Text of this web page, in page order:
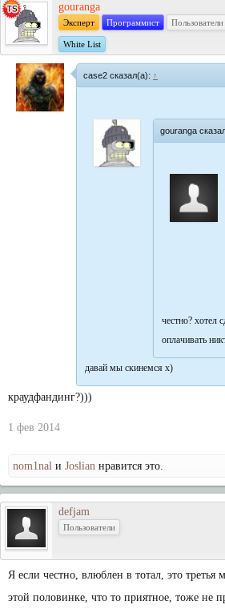
gouranga
Эксперт Программист Пользователи
White List
case2 сказал(а): ↑
gouranga
честно? хотел
оплачивать
давай мы скинемся х)
краудфандинг?)))
1 фев 2014
nom1nal и Joslian нравится это.
defjam
Пользователи
Я если честно, влюблен в тотал, это третья
этой половинке, что то приятное, тоже не